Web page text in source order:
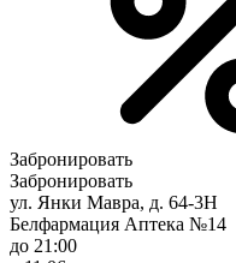
Забронировать
Забронировать
ул. Янки Мавра, д. 64-3Н
Белфармация Аптека №14
до 21:00